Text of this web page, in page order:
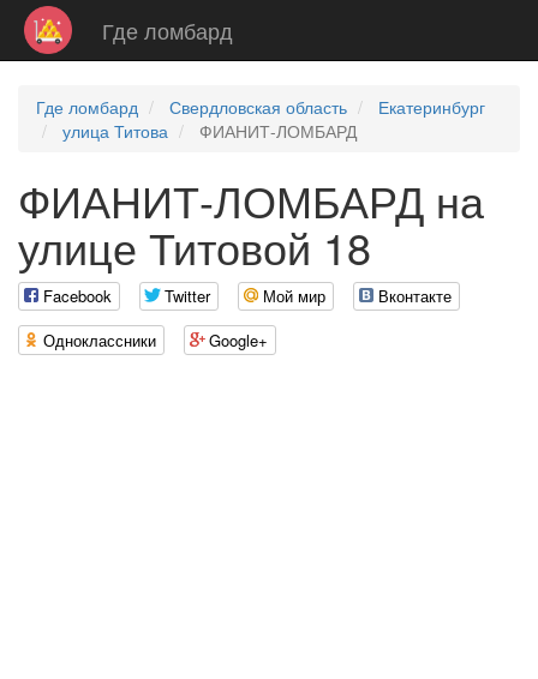
Где ломбард
Где ломбард Свердловская область
Екатеринбург
улица Титова
ФИАНИТ-ЛОМБАРД
ФИАНИТ-ЛОМБАРД на
улице Титовой 18
Facebook Twitter Мой мир
Вконтакте
Одноклассники
Google+